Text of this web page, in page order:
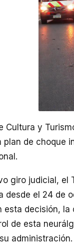
Cultura y
plan de choque
giro judicial, el
desde el 24 de
esta decisión,
de esta
administración.